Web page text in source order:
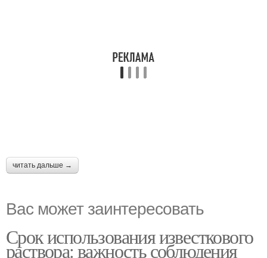
читать дальше →
Вас может заинтересовать
Срок использования известкового
раствора: важность соблюдения